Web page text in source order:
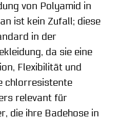
von Polyamid in
ist kein Zufall; diese
in der
da sie eine
Flexibilität und
chlorresistente
relevant für
die ihre Badehose in